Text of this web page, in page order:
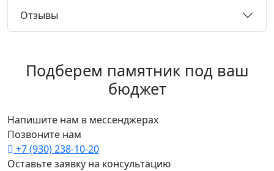
Отзывы
Подберем памятник под ваш
бюджет
Напишите нам в мессенджерах
Позвоните нам
+7 (930) 238-10-20
Оставьте заявку на консультацию